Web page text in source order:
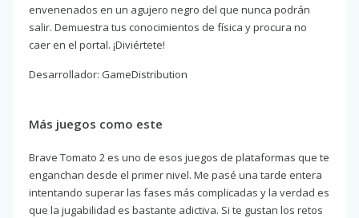
envenenados en un agujero negro del que nunca podrán
salir. Demuestra tus conocimientos de física y procura no
caer en el portal. ¡Diviértete!
Desarrollador: GameDistribution
Más juegos como este
Brave Tomato 2 es uno de esos juegos de plataformas que te
enganchan desde el primer nivel. Me pasé una tarde entera
intentando superar las fases más complicadas y la verdad es
que la jugabilidad es bastante adictiva. Si te gustan los retos